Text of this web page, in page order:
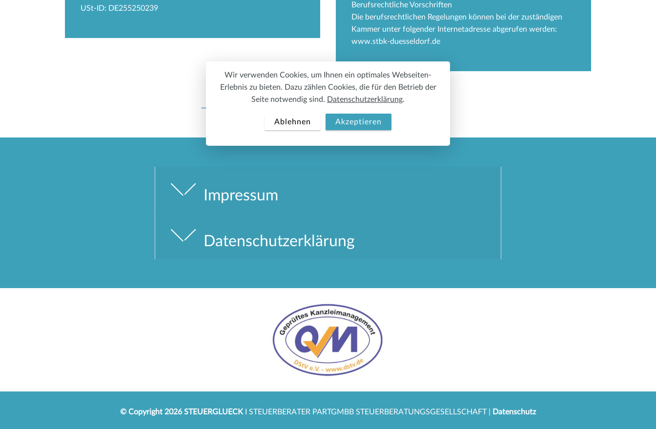
USt-ID: DE255250239
Berufsrechtliche Vorschriften
Die berufsrechtlichen Regelungen können bei der zuständigen
Kammer unter folgender Internetadresse abgerufen werden:
www.stbk-duesseldorf.de
Impressum
Datenschutzerklärung
© Copyright 2026 STEUERGLUECKI STEUERBERATER PARTGMBB STEUERBERATUNGSGESELLSCHAFT | Datenschutz
Wir verwenden Cookies, um Ihnen ein optimales Webseiten-
Erlebnis zu bieten. Dazu zählen Cookies, die für den Betrieb der
Seite notwendig sind. Datenschutzerklärung.
Ablehnen Akzeptieren